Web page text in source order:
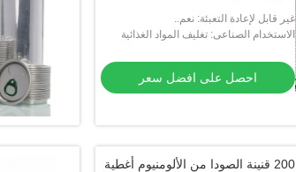
غير قابل لإعادة التعبئة: نعم..
الاستخدام الصناعى: تغليف المواد الغذائية
احصل على افضل سعر
200 قنينة الصودا من الألومنيوم أغطية